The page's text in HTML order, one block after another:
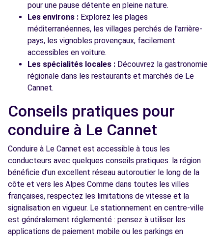
pour une pause détente en pleine nature.
Les environs : Explorez les plages
méditerranéennes, les villages perchés de l'arrière-
pays, les vignobles provençaux, facilement
accessibles en voiture.
Les spécialités locales : Découvrez la gastronomie
régionale dans les restaurants et marchés de Le
Cannet.
Conseils pratiques pour
conduire à Le Cannet
Conduire à Le Cannet est accessible à tous les
conducteurs avec quelques conseils pratiques. la région
bénéficie d'un excellent réseau autoroutier le long de la
côte et vers les Alpes Comme dans toutes les villes
françaises, respectez les limitations de vitesse et la
signalisation en vigueur. Le stationnement en centre-ville
est généralement réglementé : pensez à utiliser les
applications de paiement mobile ou les parkings en